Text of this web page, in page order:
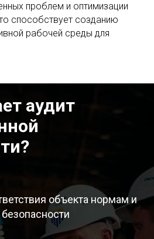
проблем и оптимизации
способствует созданию
рабочей среды для
аудит
объекта нормам и